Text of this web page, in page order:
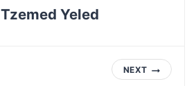
Tzemed Yeled
NEXT